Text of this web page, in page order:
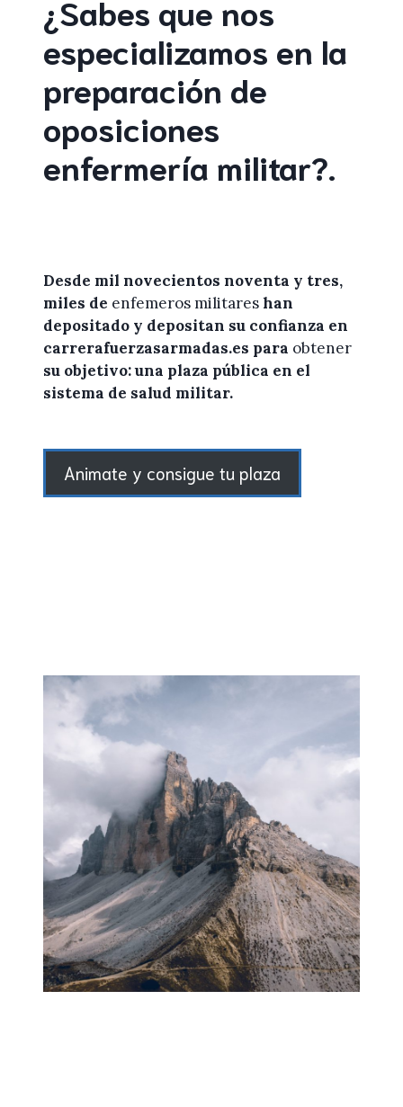
¿Sabes que nos
especializamos en la
preparación de
oposiciones
enfermería militar?.
Desde mil novecientos noventa y tres,
miles de enfemeros militareshan
depositado y depositan su confianza en
carrerafuerzasarmadas.es para obtener
su objetivo: una plaza pública en el
sistema de salud militar.
Animate y consigue tu plaza